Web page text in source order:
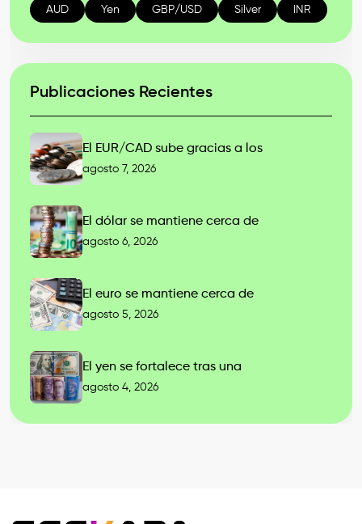
AUD Yen GBP/USD Silver INR
Publicaciones Recientes
El EUR/CAD sube gracias a los
agosto 7, 2026
El dólar se mantiene cerca de
agosto 6, 2026
El euro se mantiene cerca de
agosto 5, 2026
El yen se fortalece tras una
agosto 4, 2026